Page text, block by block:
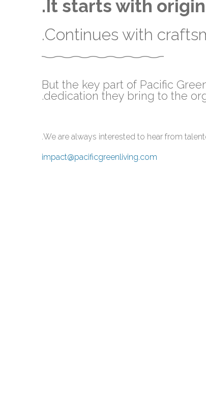
It starts with
Continues with
But the key part of Pacific
dedication they bring to the
We are always interested to hear from
impact@pacificgreenliving.com